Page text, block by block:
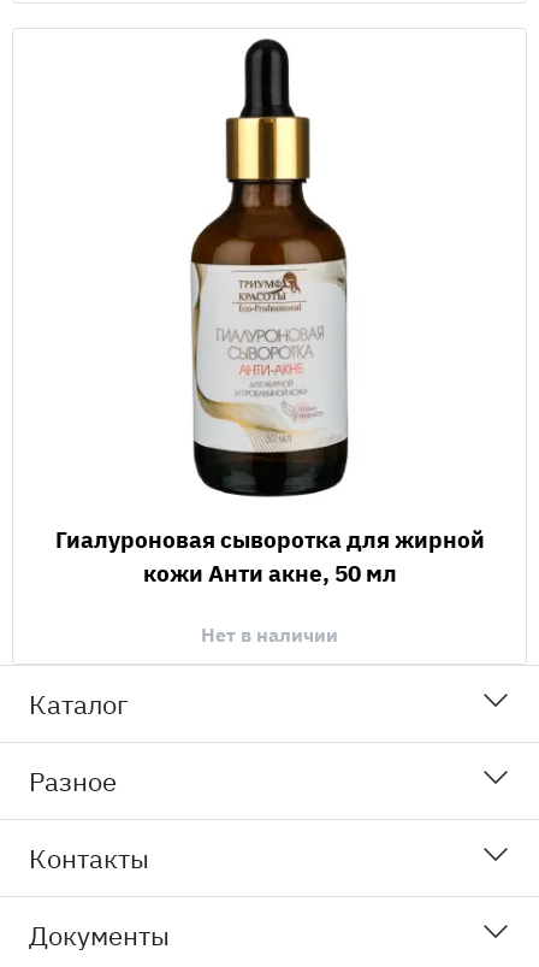
Гиалуроновая сыворотка для жирной
кожи Анти акне, 50 мл
Нет в наличии
Каталог
Разное
Контакты
Документы